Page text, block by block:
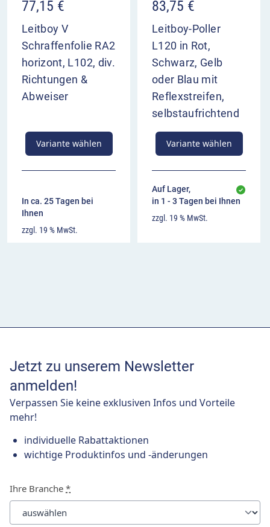
77,15 €
Leitboy V
Schraffenfolie RA2
horizont, L102, div.
Richtungen &
Abweiser
Variante wählen
In ca. 25 Tagen bei
Ihnen
zzgl. 19 % MwSt.
83,75 €
Leitboy-Poller
L120 in Rot,
Schwarz, Gelb
oder Blau mit
Reflexstreifen,
selbstaufrichtend
Variante wählen
Auf Lager,
in 1 - 3 Tagen bei Ihnen
zzgl. 19 % MwSt.
Jetzt zu unserem Newsletter
anmelden!
Verpassen Sie keine exklusiven Infos und Vorteile
mehr!
individuelle Rabattaktionen
wichtige Produktinfos und -änderungen
Ihre Branche *